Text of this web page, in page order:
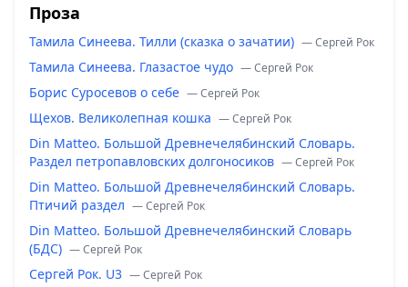
Проза
Тамила Синеева. Тилли (сказка о зачатии) — Сергей Рок
Тамила Синеева. Глазастое чудо — Сергей Рок
Борис Суросевов о себе — Сергей Рок
Щехов. Великолепная кошка — Сергей Рок
Din Matteo. Большой Древнечелябинский Словарь.
Раздел петропавловских долгоносиков — Сергей Рок
Din Matteo. Большой Древнечелябинский Словарь.
Птичий раздел — Сергей Рок
Din Matteo. Большой Древнечелябинский Словарь
(БДС) — Сергей Рок
Сергей Рок. U3 — Сергей Рок